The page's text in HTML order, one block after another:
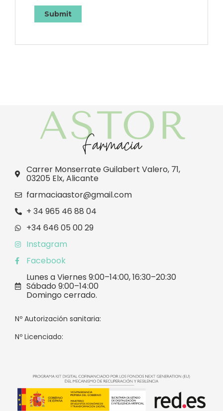
Carrer Monserrate Guilabert Valero, 71,
03205 Elx, Alicante
farmaciaastor@gmail.com
+ 34 965 46 88 04
+34 646 05 00 29
Instagram
Facebook
Lunes a Viernes 9:00–14:00, 16:30–20:30
Sábado 9:00–14:00
Domingo cerrado.
Nº Autorización sanitaria:
Nº Licenciado: